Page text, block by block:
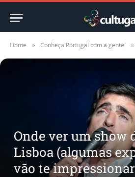
Home » Conheça Portugal com a gente! »
Onde ver um show
Lisboa (algumas
vão te